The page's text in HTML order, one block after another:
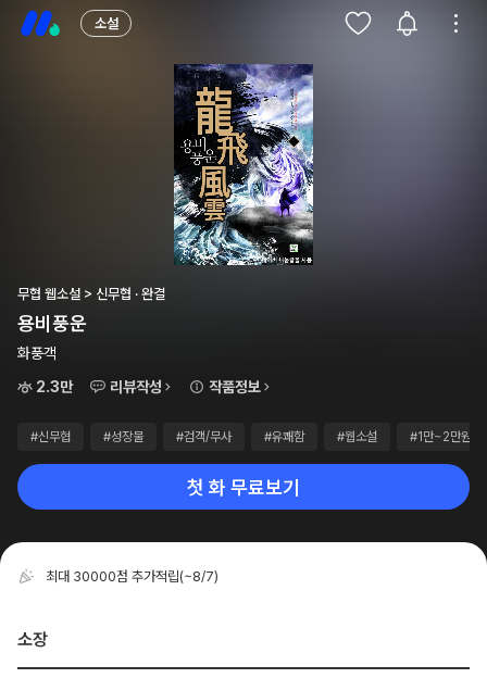
소설
무협 웹소설 > 신무협 · 완결
용비풍운
화풍객
2.3만
리뷰작성 작품정보
#신무협 #성장물 #검객/무사 #유쾌함 #웹소설 #1만~2만원
첫 화 무료보기
최대 30000점 추가적립(~8/7)
소장